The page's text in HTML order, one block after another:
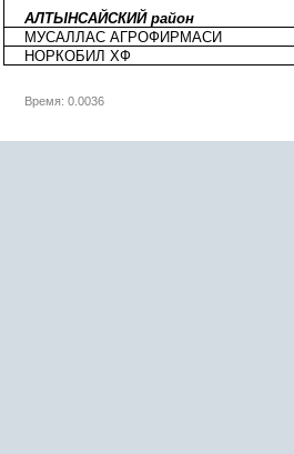
АЛТЫНСАЙСКИЙ район
МУСАЛЛАС АГРОФИРМАСИ
НОРКОБИЛ ХФ
Время: 0.0036